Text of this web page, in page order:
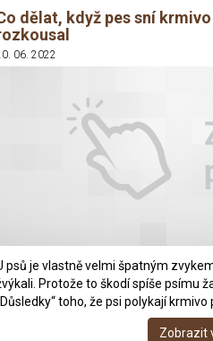
dělat, když pes sní
06. 2022
psů je vlastně velmi špatným
Protože to škodí spíše psímu
toho, že psi polykají krmivo
Zobrazit